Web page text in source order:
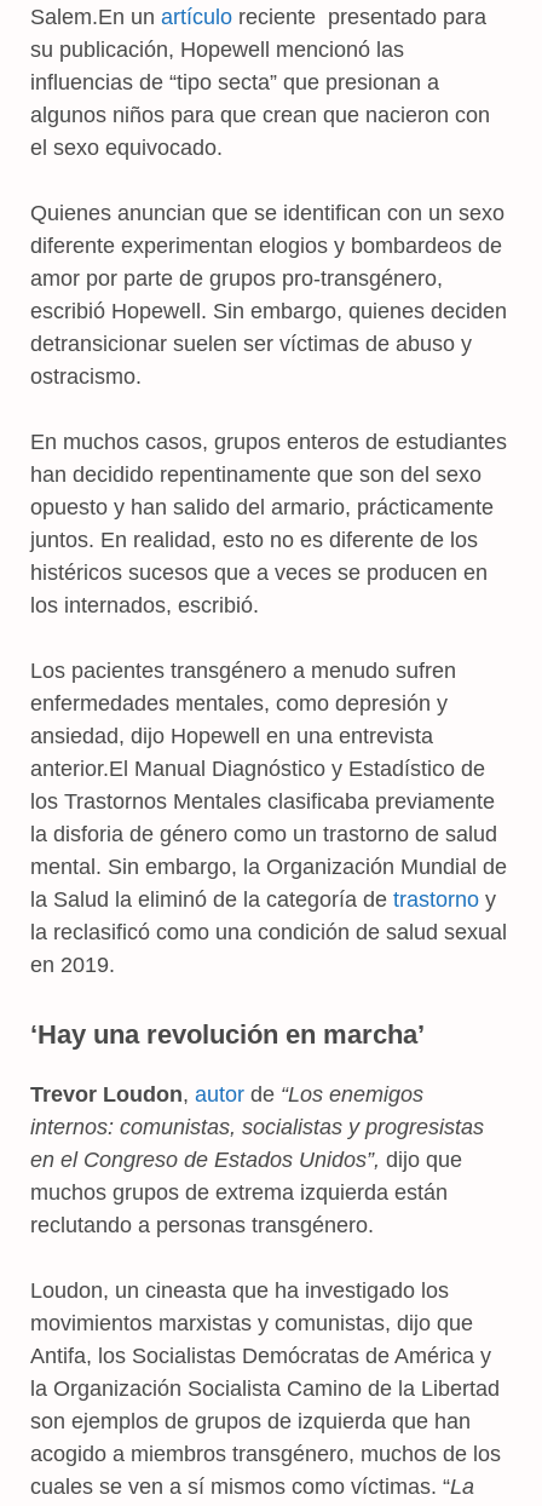
Salem.En un artículo reciente presentado para
su publicación, Hopewell mencionó las
influencias de “tipo secta” que presionan a
algunos niños para que crean que nacieron con
el sexo equivocado.
Quienes anuncian que se identifican con un sexo
diferente experimentan elogios y bombardeos de
amor por parte de grupos pro-transgénero,
escribió Hopewell. Sin embargo, quienes deciden
detransicionar suelen ser víctimas de abuso y
ostracismo.
En muchos casos, grupos enteros de estudiantes
han decidido repentinamente que son del sexo
opuesto y han salido del armario, prácticamente
juntos. En realidad, esto no es diferente de los
histéricos sucesos que a veces se producen en
los internados, escribió.
Los pacientes transgénero a menudo sufren
enfermedades mentales, como depresión y
ansiedad, dijo Hopewell en una entrevista
anterior.El Manual Diagnóstico y Estadístico de
los Trastornos Mentales clasificaba previamente
la disforia de género como un trastorno de salud
mental. Sin embargo, la Organización Mundial de
la Salud la eliminó de la categoría de trastorno y
la reclasificó como una condición de salud sexual
en 2019.
‘Hay una revolución en marcha’
Trevor Loudon, autor de “Los enemigos
internos: comunistas, socialistas y progresistas
en el Congreso de Estados Unidos”, dijo que
muchos grupos de extrema izquierda están
reclutando a personas transgénero.
Loudon, un cineasta que ha investigado los
movimientos marxistas y comunistas, dijo que
Antifa, los Socialistas Demócratas de América y
la Organización Socialista Camino de la Libertad
son ejemplos de grupos de izquierda que han
acogido a miembros transgénero, muchos de los
cuales se ven a sí mismos como víctimas. “La